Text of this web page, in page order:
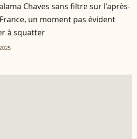
Chaves sans filtre sur l'après-
un moment pas évident
à squatter